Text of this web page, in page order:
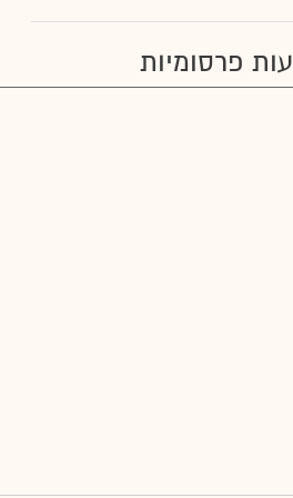
פרסומיות